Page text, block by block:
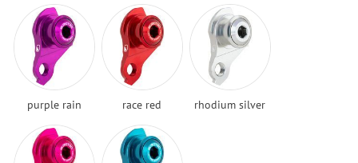
purple rain race red rhodium silver